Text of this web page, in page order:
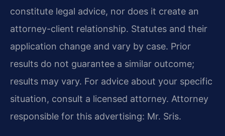
constitute legal advice, nor does it create an
attorney-client relationship. Statutes and their
application change and vary by case. Prior
results do not guarantee a similar outcome;
results may vary. For advice about your specific
situation, consult a licensed attorney. Attorney
responsible for this advertising: Mr. Sris.